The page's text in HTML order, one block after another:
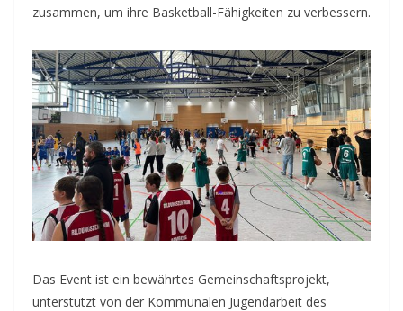
zusammen, um ihre Basketball-Fähigkeiten zu verbessern.
Das Event ist ein bewährtes Gemeinschaftsprojekt,
unterstützt von der Kommunalen Jugendarbeit des